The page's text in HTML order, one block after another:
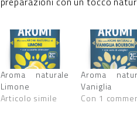
Aroma naturale
Limone
Articolo simile
Aroma
Vaniglia
Con 1